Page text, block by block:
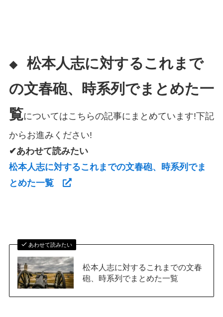
◆ 松本人志に対するこれまで
の文春砲、時系列でまとめた一
覧についてはこちらの記事にまとめています!下記
からお進みください!
✔あわせて読みたい
松本人志に対するこれまでの文春砲、時系列でま
とめた一覧
あわせて読みたい
松本人志に対するこれまでの文春
砲、時系列でまとめた一覧